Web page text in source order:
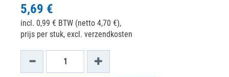
5,69 €
incl. 0,99 € BTW (netto 4,70 €),
prijs per stuk, excl. verzendkosten